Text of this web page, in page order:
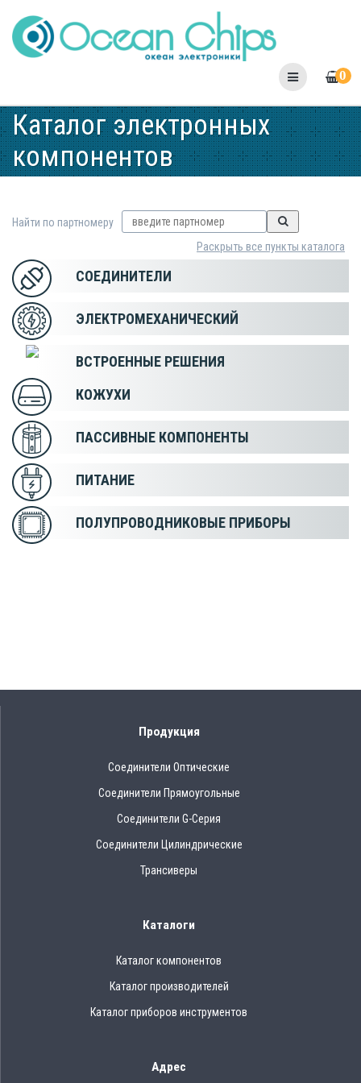
to
content
0
Каталог электронных
компонентов
Найти по партномеру
Раскрыть все пункты каталога
СОЕДИНИТЕЛИ
ЭЛЕКТРОМЕХАНИЧЕСКИЙ
ВСТРОЕННЫЕ РЕШЕНИЯ
КОЖУХИ
ПАССИВНЫЕ КОМПОНЕНТЫ
ПИТАНИЕ
ПОЛУПРОВОДНИКОВЫЕ ПРИБОРЫ
Продукция
Соединители Оптические
Соединители Прямоугольные
Соединители G-Серия
Соединители Цилиндрические
Трансиверы
Каталоги
Каталог компонентов
Каталог производителей
Каталог приборов инструментов
Адрес